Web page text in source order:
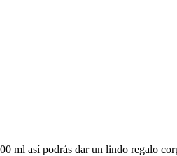
ml así podrás dar un lindo regalo